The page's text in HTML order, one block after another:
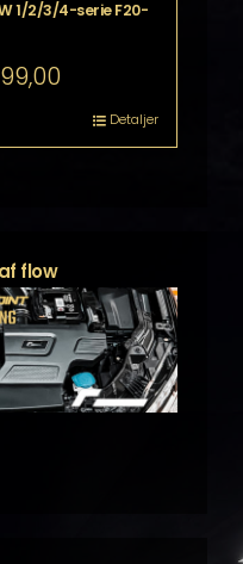
1/2/3/4-serie F20-
Prisinterval:
Detaljer
flow